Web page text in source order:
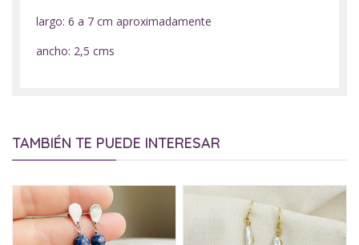
largo: 6 a 7 cm aproximadamente
ancho: 2,5 cms
TAMBIÉN TE PUEDE INTERESAR